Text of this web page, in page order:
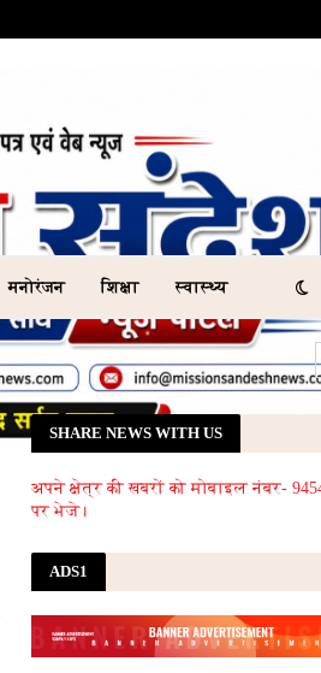
मनोरंजन शिक्षा स्वास्थ्य
SHARE NEWS WITH US
अपने क्षेत्र की खबरों को मोबाइल नंबर-
पर भेजे।
ADS1